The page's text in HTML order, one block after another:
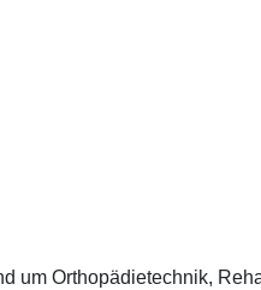
um Orthopädie­technik,